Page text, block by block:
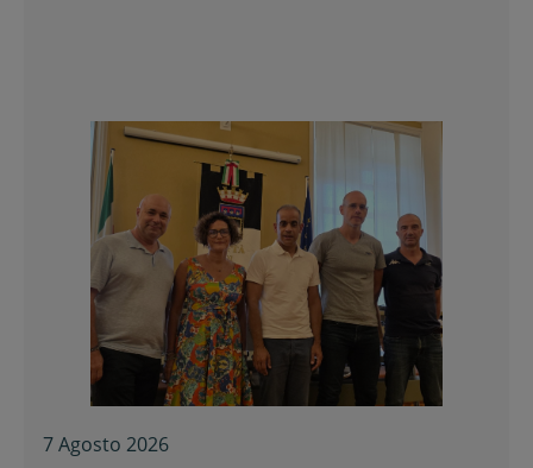
7 Agosto 2026